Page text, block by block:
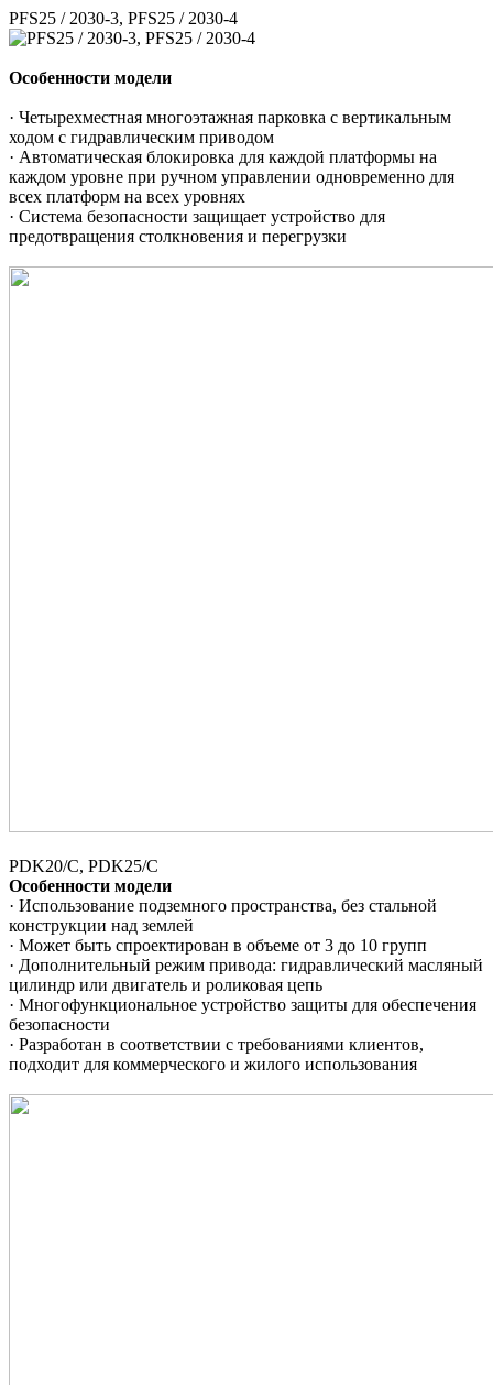
PFS25 / 2030-3, PFS25 / 2030-4
Особенности модели
· Четырехместная многоэтажная парковка с вертикальным
ходом с гидравлическим приводом
· Автоматическая блокировка для каждой платформы на
каждом уровне при ручном управлении одновременно для
всех платформ на всех уровнях
· Система безопасности защищает устройство для
предотвращения столкновения и перегрузки
PDK20/C, PDK25/C
Особенности модели
· Использование подземного пространства, без стальной
конструкции над землей
· Может быть спроектирован в объеме от 3 до 10 групп
· Дополнительный режим привода: гидравлический масляный
цилиндр или двигатель и роликовая цепь
· Многофункциональное устройство защиты для обеспечения
безопасности
· Разработан в соответствии с требованиями клиентов,
подходит для коммерческого и жилого использования